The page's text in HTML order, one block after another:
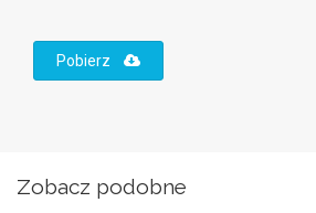
Pobierz
Zobacz podobne